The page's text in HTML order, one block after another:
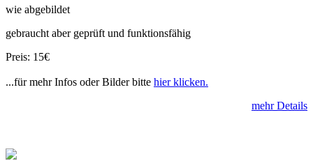
wie abgebildet
gebraucht aber geprüft und funktionsfähig
Preis: 15€
...für mehr Infos oder Bilder bitte hier klicken.
mehr Details